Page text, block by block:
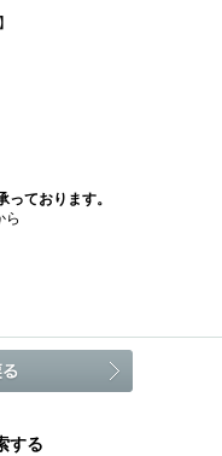
】
ております。
ら
する